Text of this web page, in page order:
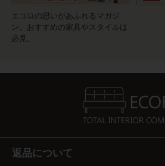
エコロの思いがあふれるマガジ
ン。おすすめの家具やスタイルは
必見。
返品について